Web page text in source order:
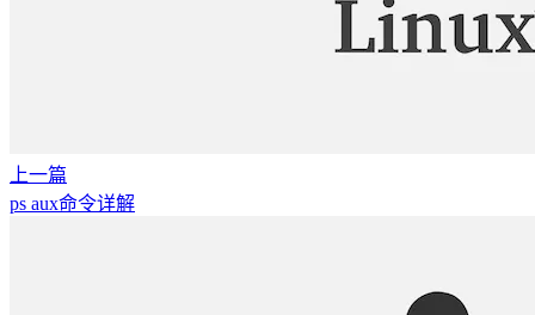
上一篇
ps aux命令详解